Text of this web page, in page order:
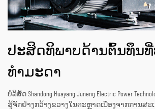
ປະສິດທິພາບດ້ານຕົ້ນທຶນ
ທຳມະດາ
ບໍລິສັດ Shandong Huayang Juneng Electric Power
ຮູ້ຈັກຢ່າງກວ້າງຂວາງໃນຕະຫຼາດເນື່ອງຈາກການສ